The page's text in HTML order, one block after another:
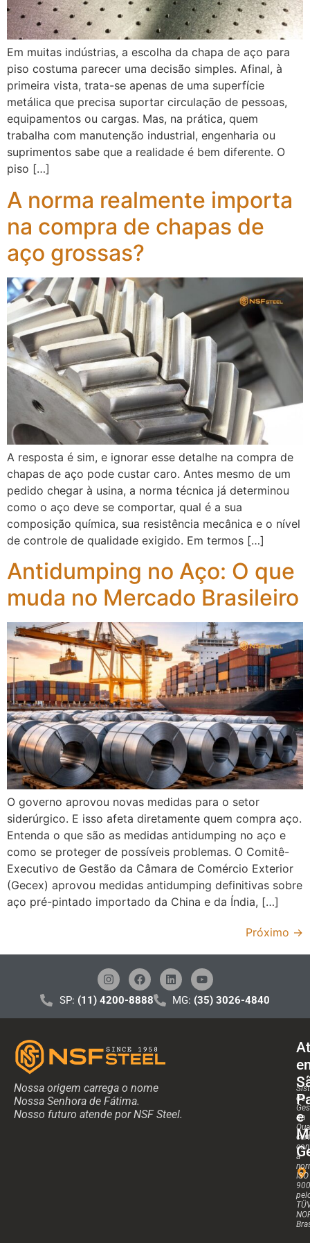
Em muitas indústrias, a escolha da chapa de aço para
piso costuma parecer uma decisão simples. Afinal, à
primeira vista, trata-se apenas de uma superfície
metálica que precisa suportar circulação de pessoas,
equipamentos ou cargas. Mas, na prática, quem
trabalha com manutenção industrial, engenharia ou
suprimentos sabe que a realidade é bem diferente. O
piso […]
A norma realmente importa
na compra de chapas de
aço grossas?
A resposta é sim, e ignorar esse detalhe na compra de
chapas de aço pode custar caro. Antes mesmo de um
pedido chegar à usina, a norma técnica já determinou
como o aço deve se comportar, qual é a sua
composição química, sua resistência mecânica e o nível
de controle de qualidade exigido. Em termos […]
Antidumping no Aço: O que
muda no Mercado Brasileiro
O governo aprovou novas medidas para o setor
siderúrgico. E isso afeta diretamente quem compra aço.
Entenda o que são as medidas antidumping no aço e
como se proteger de possíveis problemas. O Comitê-
Executivo de Gestão da Câmara de Comércio Exterior
(Gecex) aprovou medidas antidumping definitivas sobre
aço pré-pintado importado da China e da Índia, […]
Próximo →
SP: (11) 4200-8888 MG: (35) 3026-4840
Nossa origem carrega o nome
Nossa Senhora de Fátima.
Nosso futuro atende por NSF Steel.
e
de
da
a
ISO